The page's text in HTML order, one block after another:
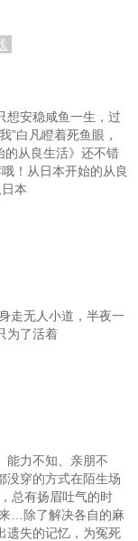
想安稳咸鱼一生，过
”白凡瞪着死鱼眼，
的从良生活》还不错
！从日本开始的从良
本
走无人小道，半夜一
为了活着
能力不知、亲朋不
没穿的方式在陌生场
总有扬眉吐气的时
…除了解决各自的麻
遗失的记忆，为冤死